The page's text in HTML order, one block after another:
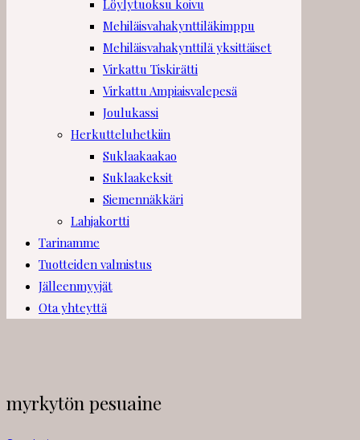
Löylytuoksu koivu
Mehiläisvahakynttiläkimppu
Mehiläisvahakynttilä yksittäiset
Virkattu Tiskirätti
Virkattu Ampiaisvalepesä
Joulukassi
Herkutteluhetkiin
Suklaakaakao
Suklaakeksit
Siemennäkkäri
Lahjakortti
Tarinamme
Tuotteiden valmistus
Jälleenmyyjät
Ota yhteyttä
myrkytön pesuaine